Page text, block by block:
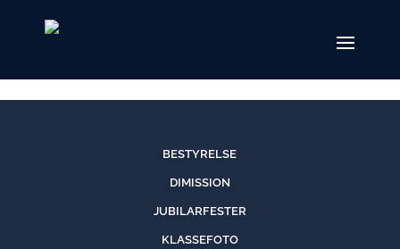
BESTYRELSE
DIMISSION
JUBILARFESTER
KLASSEFOTO